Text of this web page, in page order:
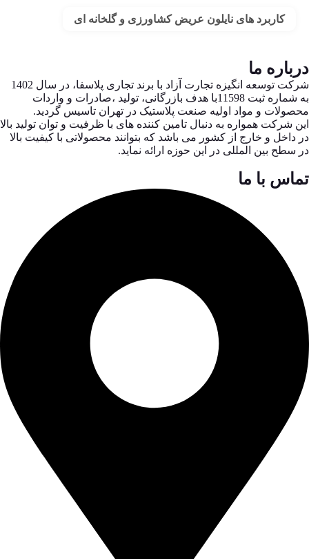
کاربرد های نایلون عریض کشاورزی و گلخانه ای
درباره ما
شرکت توسعه انگیزه تجارت آزاد با برند تجاری پلاسفا، در سال 1402
به شماره ثبت 11598با هدف بازرگانی، تولید ،صادرات و واردات
محصولات و مواد اولیه صنعت پلاستیک در تهران تاسیس گردید.
این شرکت همواره به دنبال تامین کننده های با ظرفیت و توان تولید بالا
در داخل و خارج از کشور می باشد که بتوانند محصولاتی با کیفیت بالا
در سطح بین المللی در این حوزه ارائه نماید.
تماس با ما